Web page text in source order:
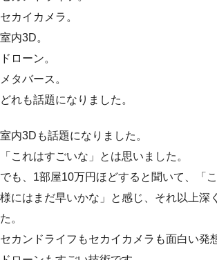
セカイカメラ。
室内3D。
ドローン。
メタバース。
どれも話題になりました。
室内3Dも話題になりました。
「これはすごいな」とは思いました。
でも、1部屋10万円ほどすると聞いて、「
様にはまだ早いかな」と感じ、それ以上深
た。
セカンドライフもセカイカメラも面白い発